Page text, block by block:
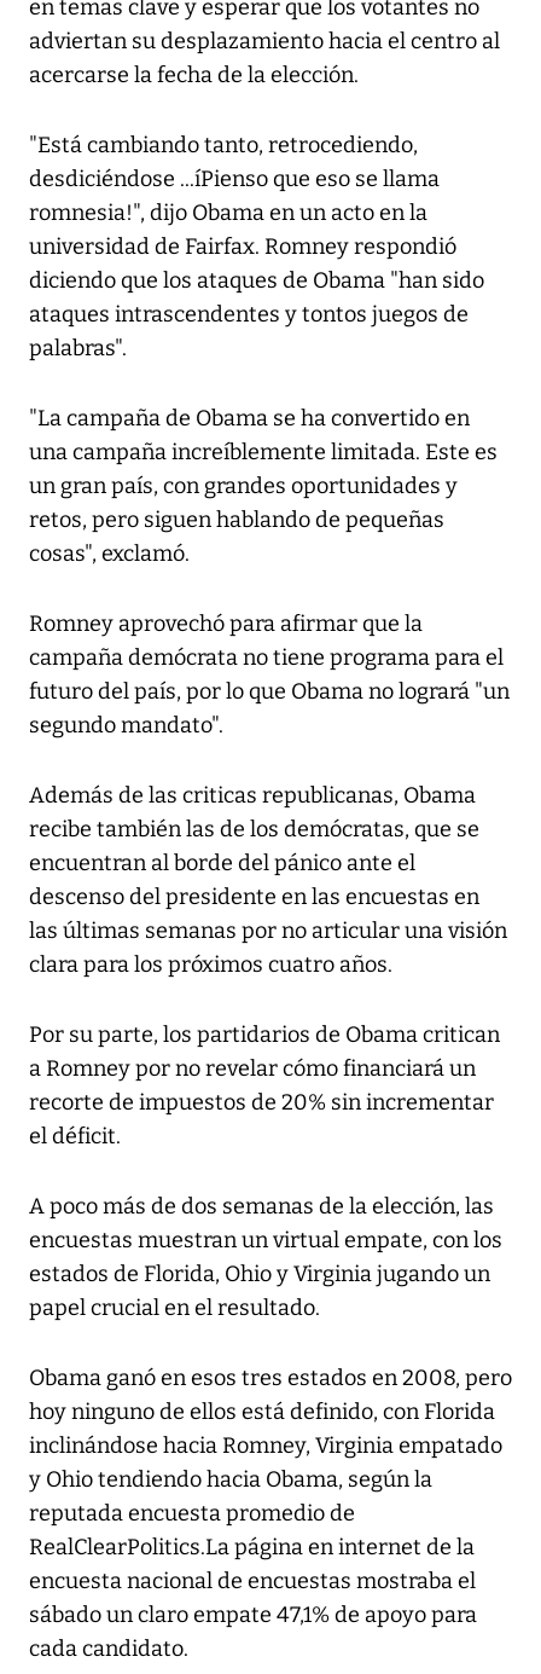
en temas clave y esperar que los votantes no
adviertan su desplazamiento hacia el centro al
acercarse la fecha de la elección.
"Está cambiando tanto, retrocediendo,
desdiciéndose ...íPienso que eso se llama
romnesia!", dijo Obama en un acto en la
universidad de Fairfax. Romney respondió
diciendo que los ataques de Obama "han sido
ataques intrascendentes y tontos juegos de
palabras".
"La campaña de Obama se ha convertido en
una campaña increíblemente limitada. Este es
un gran país, con grandes oportunidades y
retos, pero siguen hablando de pequeñas
cosas", exclamó.
Romney aprovechó para afirmar que la
campaña demócrata no tiene programa para el
futuro del país, por lo que Obama no logrará "un
segundo mandato".
Además de las criticas republicanas, Obama
recibe también las de los demócratas, que se
encuentran al borde del pánico ante el
descenso del presidente en las encuestas en
las últimas semanas por no articular una visión
clara para los próximos cuatro años.
Por su parte, los partidarios de Obama critican
a Romney por no revelar cómo financiará un
recorte de impuestos de 20% sin incrementar
el déficit.
A poco más de dos semanas de la elección, las
encuestas muestran un virtual empate, con los
estados de Florida, Ohio y Virginia jugando un
papel crucial en el resultado.
Obama ganó en esos tres estados en 2008, pero
hoy ninguno de ellos está definido, con Florida
inclinándose hacia Romney, Virginia empatado
y Ohio tendiendo hacia Obama, según la
reputada encuesta promedio de
RealClearPolitics.La página en internet de la
encuesta nacional de encuestas mostraba el
sábado un claro empate 47,1% de apoyo para
cada candidato.